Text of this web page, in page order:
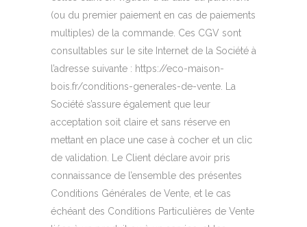
(ou du premier paiement en cas de paiements
multiples) de la commande. Ces CGV sont
consultables sur le site Internet de la Société à
l’adresse suivante : https://eco-maison-
bois.fr/conditions-generales-de-vente. La
Société s’assure également que leur
acceptation soit claire et sans réserve en
mettant en place une case à cocher et un clic
de validation. Le Client déclare avoir pris
connaissance de l’ensemble des présentes
Conditions Générales de Vente, et le cas
échéant des Conditions Particulières de Vente